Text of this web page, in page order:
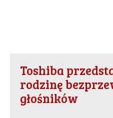
Toshiba
rodzinę
głośników